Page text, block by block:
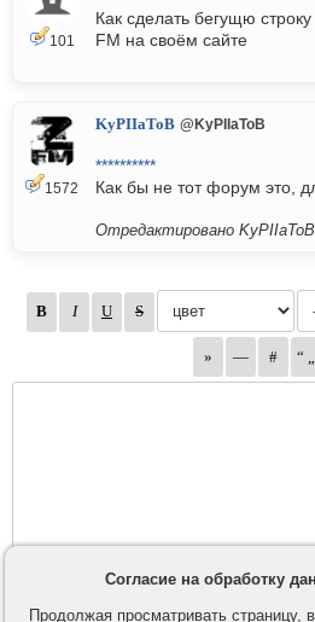
101
Как сделать бегущю
FM на своём сайте
1572
KyPIIaToB @KyPIIaToB
**********
Как бы не тот форум это,
Отредактировано
Согласие на обработку
Продолжая просматривать страницу,